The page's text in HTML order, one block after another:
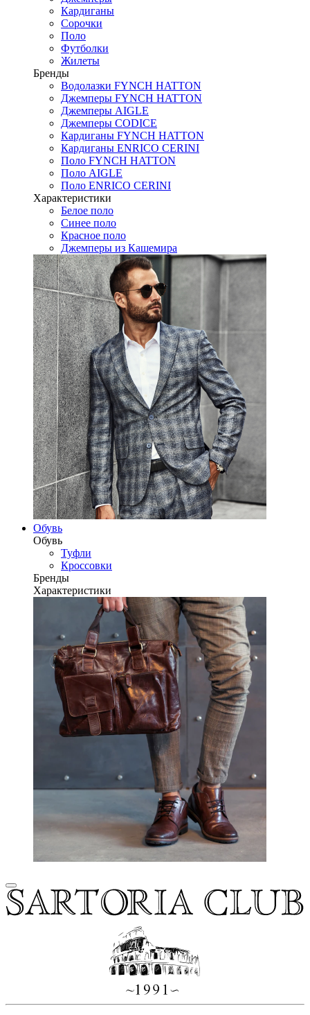
Кардиганы
Сорочки
Поло
Футболки
Жилеты
Бренды
Водолазки FYNCH HATTON
Джемперы FYNCH HATTON
Джемперы AIGLE
Джемперы CODICE
Кардиганы FYNCH HATTON
Кардиганы ENRICO CERINI
Поло FYNCH HATTON
Поло AIGLE
Поло ENRICO CERINI
Характеристики
Белое поло
Синее поло
Красное поло
Джемперы из Кашемира
Обувь
Обувь
Туфли
Кроссовки
Бренды
Характеристики